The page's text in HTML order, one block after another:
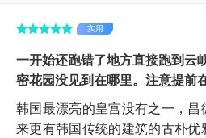
实用
一开始还跑错了地方直接跑到云
密花园没见到在哪里。注意提前
韩国最漂亮的皇宫没有之一，昌
来更有韩国传统的建筑的古朴优